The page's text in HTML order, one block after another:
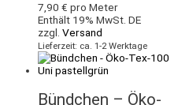
7,90 € pro Meter
Enthält 19% MwSt. DE
zzgl. Versand
Lieferzeit: ca. 1-2 Werktage
Bündchen – Öko-